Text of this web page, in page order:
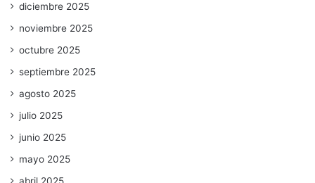
diciembre 2025
noviembre 2025
octubre 2025
septiembre 2025
agosto 2025
julio 2025
junio 2025
mayo 2025